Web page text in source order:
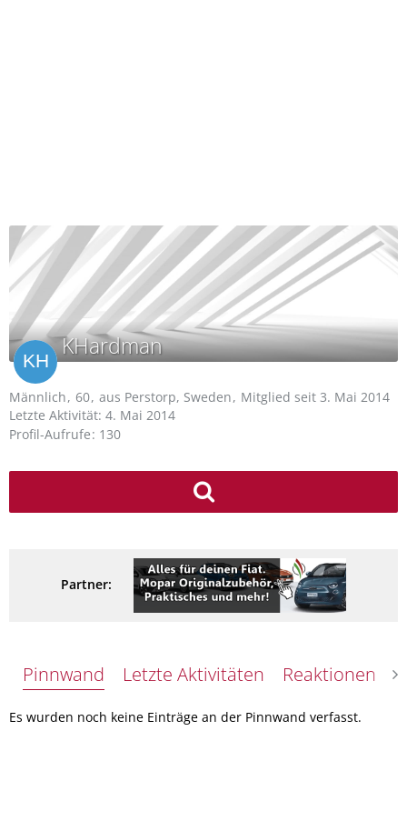
KHardman
Männlich 60 aus Perstorp, Sweden
Mitglied seit 3. Mai 2014
Letzte Aktivität: 4. Mai 2014
Profil-Aufrufe 130
Partner:
Pinnwand Letzte Aktivitäten Reaktionen
Es wurden noch keine Einträge an der Pinnwand verfasst.